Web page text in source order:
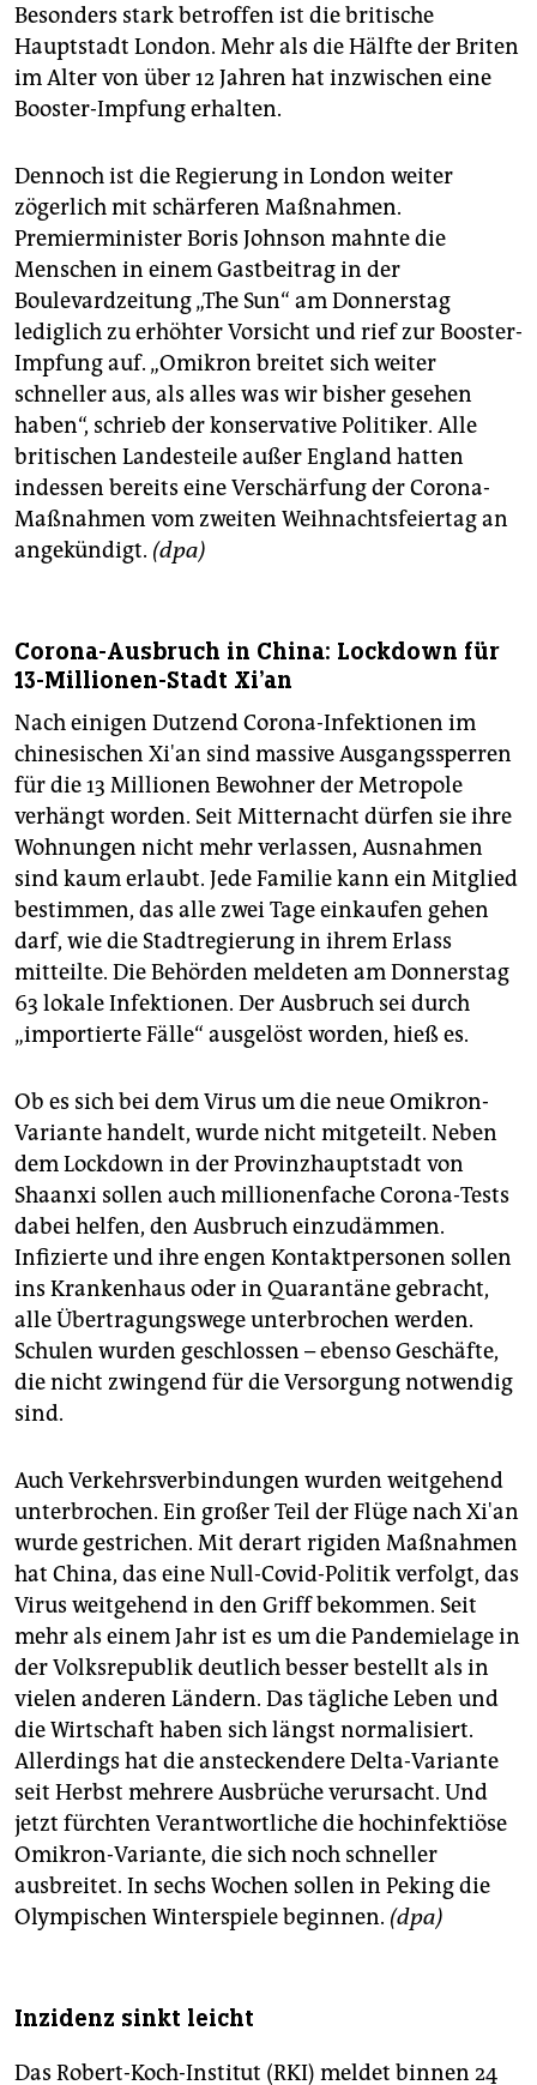
Besonders stark betroffen ist die britische
Hauptstadt London. Mehr als die Hälfte der Briten
im Alter von über 12 Jahren hat inzwischen eine
Booster-Impfung erhalten.
Dennoch ist die Regierung in London weiter
zögerlich mit schärferen Maßnahmen.
Premierminister Boris Johnson mahnte die
Menschen in einem Gastbeitrag in der
Boulevardzeitung „The Sun“ am Donnerstag
lediglich zu erhöhter Vorsicht und rief zur Booster-
Impfung auf. „Omikron breitet sich weiter
schneller aus, als alles was wir bisher gesehen
haben“, schrieb der konservative Politiker. Alle
britischen Landesteile außer England hatten
indessen bereits eine Verschärfung der Corona-
Maßnahmen vom zweiten Weihnachtsfeiertag an
angekündigt. (dpa)
Corona-Ausbruch in China: Lockdown für
13-Millionen-Stadt Xi'an
Nach einigen Dutzend Corona-Infektionen im
chinesischen Xi'an sind massive Ausgangssperren
für die 13 Millionen Bewohner der Metropole
verhängt worden. Seit Mitternacht dürfen sie ihre
Wohnungen nicht mehr verlassen, Ausnahmen
sind kaum erlaubt. Jede Familie kann ein Mitglied
bestimmen, das alle zwei Tage einkaufen gehen
darf, wie die Stadtregierung in ihrem Erlass
mitteilte. Die Behörden meldeten am Donnerstag
63 lokale Infektionen. Der Ausbruch sei durch
„importierte Fälle“ ausgelöst worden, hieß es.
Ob es sich bei dem Virus um die neue Omikron-
Variante handelt, wurde nicht mitgeteilt. Neben
dem Lockdown in der Provinzhauptstadt von
Shaanxi sollen auch millionenfache Corona-Tests
dabei helfen, den Ausbruch einzudämmen.
Infizierte und ihre engen Kontaktpersonen sollen
ins Krankenhaus oder in Quarantäne gebracht,
alle Übertragungswege unterbrochen werden.
Schulen wurden geschlossen – ebenso Geschäfte,
die nicht zwingend für die Versorgung notwendig
sind.
Auch Verkehrsverbindungen wurden weitgehend
unterbrochen. Ein großer Teil der Flüge nach Xi'an
wurde gestrichen. Mit derart rigiden Maßnahmen
hat China, das eine Null-Covid-Politik verfolgt, das
Virus weitgehend in den Griff bekommen. Seit
mehr als einem Jahr ist es um die Pandemielage in
der Volksrepublik deutlich besser bestellt als in
vielen anderen Ländern. Das tägliche Leben und
die Wirtschaft haben sich längst normalisiert.
Allerdings hat die ansteckendere Delta-Variante
seit Herbst mehrere Ausbrüche verursacht. Und
jetzt fürchten Verantwortliche die hochinfektiöse
Omikron-Variante, die sich noch schneller
ausbreitet. In sechs Wochen sollen in Peking die
Olympischen Winterspiele beginnen. (dpa)
Inzidenz sinkt leicht
Das Robert-Koch-Institut (RKI) meldet binnen 24